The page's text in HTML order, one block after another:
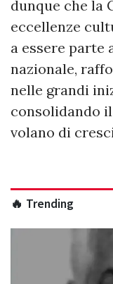
dunque che la
eccellenze
a essere parte
nazionale,
nelle grandi
consolidando
volano di
🔥 Trending